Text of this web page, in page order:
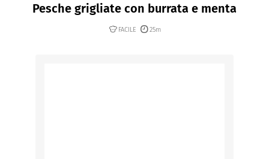
Pesche grigliate con burrata e menta
FACILE 25m